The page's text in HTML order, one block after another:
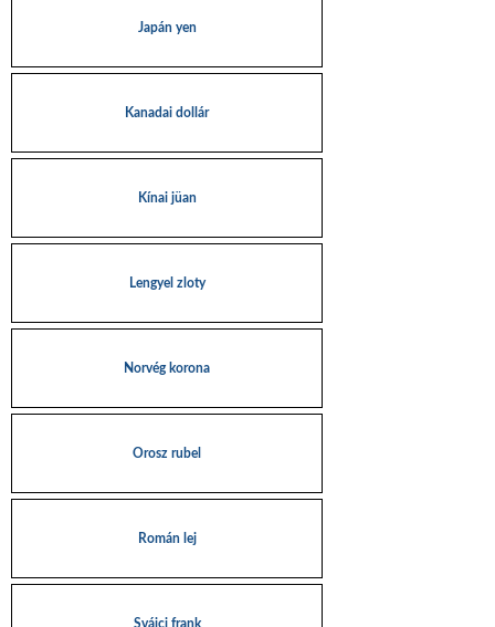
Japán yen
Kanadai dollár
Kínai jüan
Lengyel zloty
Norvég korona
Orosz rubel
Román lej
Svájci frank